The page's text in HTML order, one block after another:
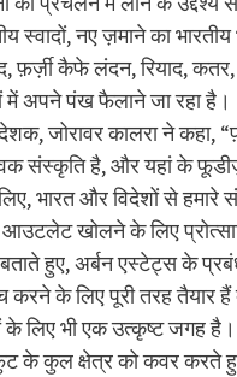
स्वादों, नए ज़माने का
फ़र्ज़ी कैफे लंदन, रियाद,
में अपने पंख फैलाने जा रहा है।
जोरावर कालरा ने
संस्कृति है, और यहां के
और विदेशों से हमारे
आउटलेट खोलने के लिए
हुए, अर्बन एस्टेट्स के
करने के लिए पूरी तरह तैयार
के लिए भी एक उत्कृष्ट
के कुल क्षेत्र को कवर करते